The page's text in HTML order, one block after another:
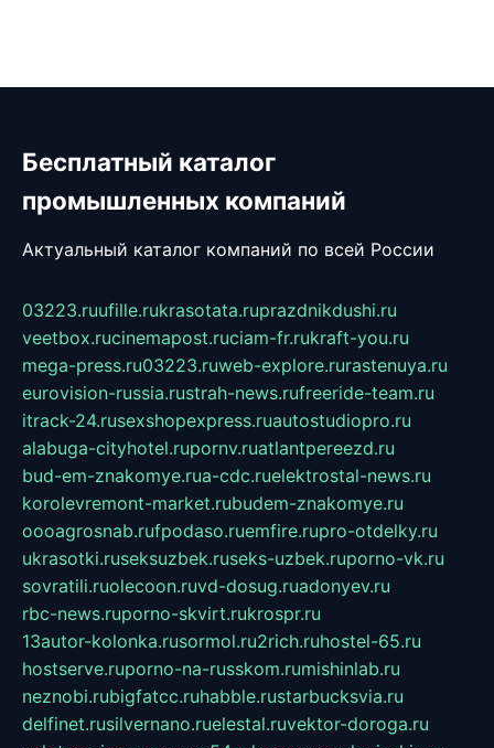
Бесплатный каталог
промышленных компаний
Актуальный каталог компаний по всей России
03223.ruufille.rukrasotata.ruprazdnikdushi.ru
veetbox.rucinemapost.ruciam-fr.rukraft-you.ru
mega-press.ru03223.ruweb-explore.rurastenuya.ru
eurovision-russia.rustrah-news.rufreeride-team.ru
itrack-24.rusexshopexpress.ruautostudiopro.ru
alabuga-cityhotel.rupornv.ruatlantpereezd.ru
bud-em-znakomye.rua-cdc.ruelektrostal-news.ru
korolevremont-market.rubudem-znakomye.ru
oooagrosnab.rufpodaso.ruemfire.rupro-otdelky.ru
ukrasotki.ruseksuzbek.ruseks-uzbek.ruporno-vk.ru
sovratili.ruolecoon.ruvd-dosug.ruadonyev.ru
rbc-news.ruporno-skvirt.rukrospr.ru
13autor-kolonka.rusormol.ru2rich.ruhostel-65.ru
hostserve.ruporno-na-russkom.rumishinlab.ru
neznobi.rubigfatcc.ruhabble.rustarbucksvia.ru
delfinet.rusilvernano.ruelestal.ruvektor-doroga.ru